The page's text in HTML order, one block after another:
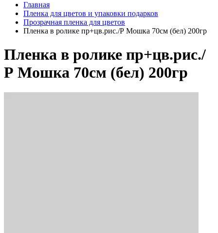
Главная
Пленка для цветов и упаковки подарков
Прозрачная пленка для цветов
Пленка в ролике пр+цв.рис./Р Мошка 70см (бел) 200гр
Пленка в ролике пр+цв.рис./
Р Мошка 70см (бел) 200гр